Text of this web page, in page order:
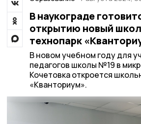
В наукограде
открытию новый
технопарк
В новом учебном году для
педагогов школы №19 в
Кочетовка откроется
«Кванториум».